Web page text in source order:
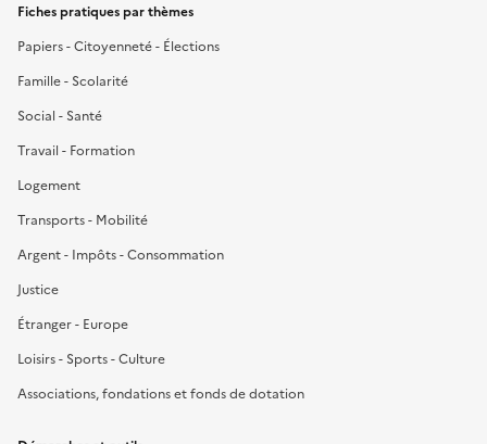
Fiches pratiques par thèmes
Papiers - Citoyenneté - Élections
Famille - Scolarité
Social - Santé
Travail - Formation
Logement
Transports - Mobilité
Argent - Impôts - Consommation
Justice
Étranger - Europe
Loisirs - Sports - Culture
Associations, fondations et fonds de dotation